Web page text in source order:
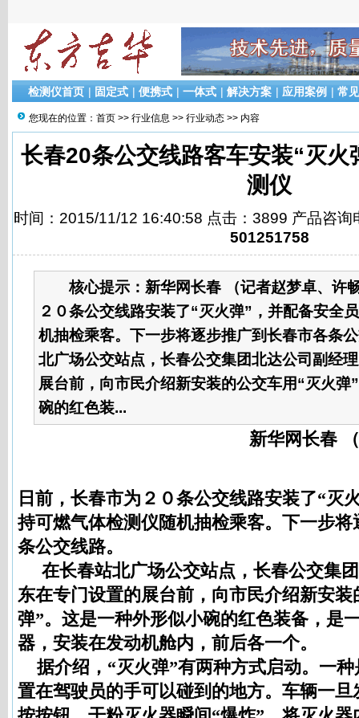
检测仪首页 | 固定式 | 便携式 | 一体式 | 解决方案 | 应用案例 | 常
您现在的位置： 首页 >> 行业信息 >> 行业动态 >> 内容
长春20条公交线路客车安装“灭火
测仪
时间：2015/11/12 16:40:58 点击：3899 产品咨询
501251758
核心提示： 新华网长春 （记者赵梦卓、许
２０条公交线路安装了“灭火弹”，并配备安全
机抽检乘客。下一步将逐步推广到长春市各条
北广场公交站点，长春公交集团北达公司副经
展台前，向市民介绍新安装的公交车用“灭火弹
碗的红色装...
新华网长春
日前，长春市为２０条公交线路安装了“灭
持可燃气体检测仪随机抽检乘客。下一步
条公交线路。
在长春站北广场公交站点，长春公交集
东在专门设置的展台前，向市民介绍新安装
弹”。这是一种外形似小碗的红色装备，是
器，安装在发动机舱内，前后各一个。
据介绍，“灭火弹”有两种方式启动。一
置在驾驶员的手可以碰到的地方。车辆一